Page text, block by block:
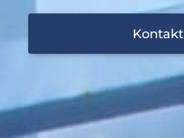
Kontakt